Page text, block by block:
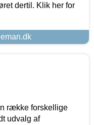
dertil. Klik her for
række forskellige
udvalg af